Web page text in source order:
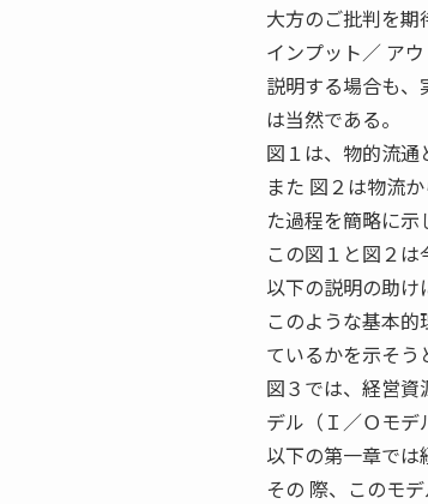
大方のご批判を期
インプット／ ア
説明する場合も
は当然である。
図１は、物的流通
また 図２は物流
た過程を簡略に示
この図１と図２
以下の説明の助け
このような基本
ているかを示そう
図３では、経営
デル（Ｉ／Ｏモデ
以下の第一章では
その 際、このモ